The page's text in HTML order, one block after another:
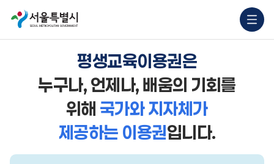
평생교육이용권은
누구나, 언제나, 배움의 기회를
위해 국가와 지자체가
제공하는 이용권입니다.